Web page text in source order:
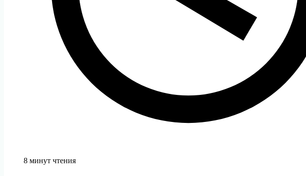
8 минут чтения